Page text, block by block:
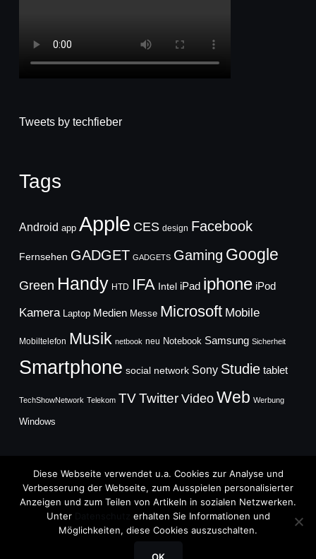
Tweets by techfieber
Tags
Android app Apple CES design Facebook
Fernsehen GADGET GADGETS Gaming Google
Green Handy HTD IFA Intel iPad iphone iPod
Kamera Laptop Medien Messe Microsoft Mobile
Mobiltelefon Musik netbook neu Notebook Samsung Sicherheit
Smartphone social network Sony Studie tablet
TechShowNetwork Telekom TVTwitter Video Web Werbung
Windows
Copyright © 2026
TechFieber Blog
Diese Webseite verwendet u.a. Cookies zur Analyse und
Verbesserung der Webseite, zum Ausspielen personalisierter
Anzeigen und zum Teilen von Artikeln in sozialen Netzwerken.
Unter
erhalten Sie Informationen und
Möglichkeiten, diese Cookies auszuschalten.